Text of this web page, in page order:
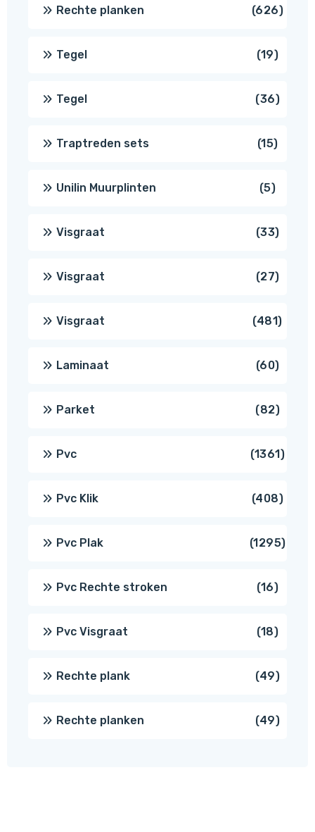
Rechte planken 626626
Tegel 1919
Tegel 3636
Traptreden sets 1515
Unilin Muurplinten 55
Visgraat 3333
Visgraat 2727
Visgraat 481481
Laminaat 6060
Parket 8282
Pvc 13611361
Pvc Klik 408408
Pvc Plak 12951295
Pvc Rechte stroken 1616
Pvc Visgraat 1818
Rechte plank 4949
Rechte planken 4949